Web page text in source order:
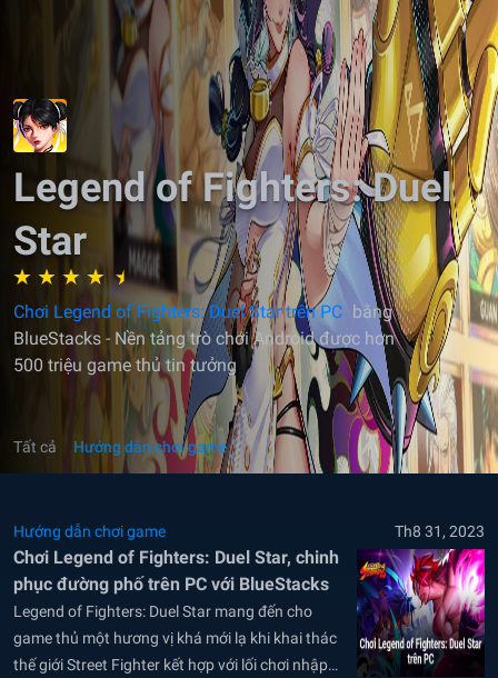
Legend of Fighters: Duel
Star
Chơi Legend of Fighters: Duel Star trên PC bằng
BlueStacks - Nền tảng trò chơi Android được hơn
500 triệu game thủ tin tưởng
Tất cả Hướng dẫn chơi game
Hướng dẫn chơi game Th8 31, 2023
Chơi Legend of Fighters: Duel Star, chinh
phục đường phố trên PC với BlueStacks
Legend of Fighters: Duel Star mang đến cho
game thủ một hương vị khá mới lạ khi khai thác
thế giới Street Fighter kết hợp với lối chơi nhập